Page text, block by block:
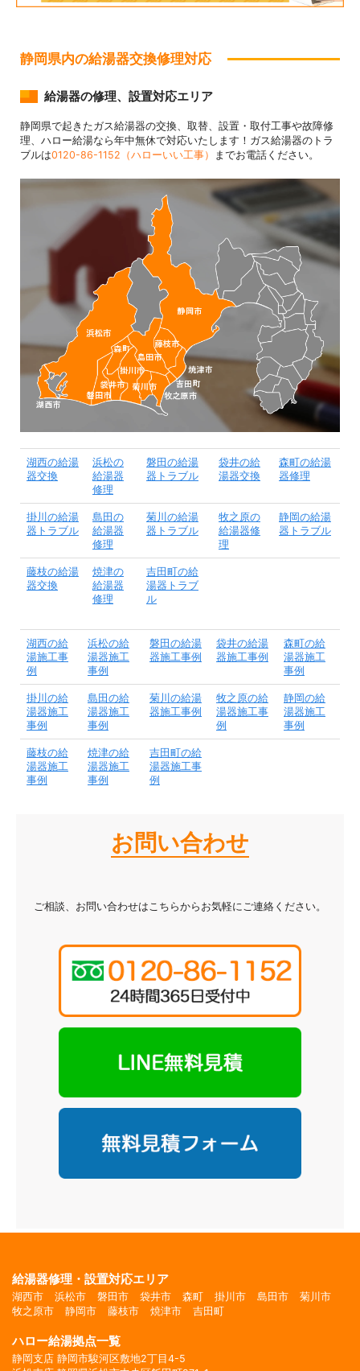
静岡県内の給湯器交換修理対応
給湯器の修理、設置対応エリア
静岡県で起きたガス給湯器の交換、取替、設置・取付工事や故障修
理、ハロー給湯なら年中無休で対応いたします！ガス給湯器のトラ
ブルは0120-86-1152（ハローいい工事） までお電話ください。
湖西の給湯
器交換
浜松の
給湯器
修理
磐田の給湯
器トラブル
袋井の給
湯器交換
森町の給湯
器修理
掛川の給湯
器トラブル
島田の
給湯器
修理
菊川の給湯
器トラブル
牧之原の
給湯器修
理
静岡の給湯
器トラブル
藤枝の給湯
器交換
焼津の
給湯器
修理
吉田町の給
湯器トラブ
ル
湖西の給
湯施工事
例
浜松の給
湯器施工
事例
磐田の給湯
器施工事例
袋井の給湯
器施工事例
森町の給
湯器施工
事例
掛川の給
湯器施工
事例
島田の給
湯器施工
事例
菊川の給湯
器施工事例
牧之原の給
湯器施工事
例
静岡の給
湯器施工
事例
藤枝の給
湯器施工
事例
焼津の給
湯器施工
事例
吉田町の給
湯器施工事
例
お問い合わせ
ご相談、お問い合わせはこちらからお気軽にご連絡ください。
給湯器修理・設置対応エリア
湖西市 浜松市 磐田市 袋井市 森町 掛川市 島田市
菊川市
牧之原市
静岡市 藤枝市 焼津市 吉田町
ハロー給湯拠点一覧
静岡支店 静岡市駿河区敷地2丁目4-5